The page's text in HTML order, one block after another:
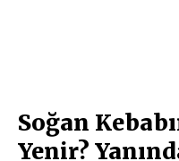
Soğan
Yenir?